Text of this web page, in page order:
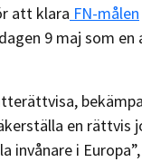
att klara FN-målen
9 maj som en
bekämpa
en rättvis
invånare i